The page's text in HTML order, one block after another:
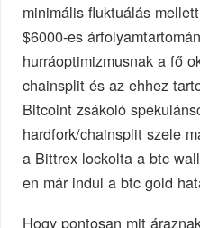
minimális fluktuálás
$6000-es
hurráoptimizmusnak a fő
chainsplit és az ehhez
Bitcoint zsákoló
hardfork/chainsplit szele
a Bittrex lockolta a btc
en már indul a btc gold
Hogy pontosan mit